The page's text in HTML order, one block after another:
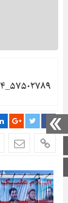
صفحه اصلی
۵۷۵۰۲۷۸۹_samad-khordi-۴